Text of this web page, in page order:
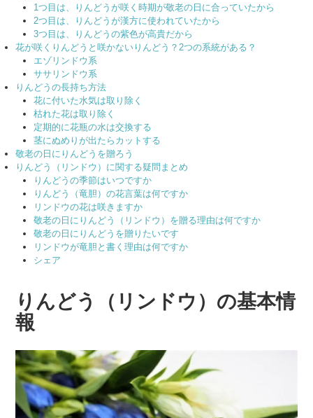
1つ目は、りんどうが咲く時期が敬老の日に合っていたから
2つ目は、りんどうが漢方に使われていたから
3つ目は、りんどうの紫色が高貴だから
花が咲くりんどうと咲かないりんどう？2つの系統がある？
エゾリンドウ系
ササリンドウ系
りんどうの長持ち方法
花に付いた水気は取り除く
枯れた花は取り除く
定期的に花瓶の水は交換する
茎にぬめりが出たらカットする
敬老の日にりんどうを贈ろう
りんどう（リンドウ）に関する疑問まとめ
りんどうの季節はいつですか
りんどう（竜胆）の花言葉は何ですか
リンドウの花は咲きますか
敬老の日にりんどう（リンドウ）を贈る理由は何ですか
敬老の日にりんどうを贈りたいです
リンドウが竜胆と書く理由は何ですか
シェア
りんどう（リンドウ）の基本情
報